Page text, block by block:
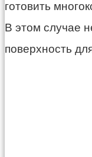
готовить
В этом случае
поверхность